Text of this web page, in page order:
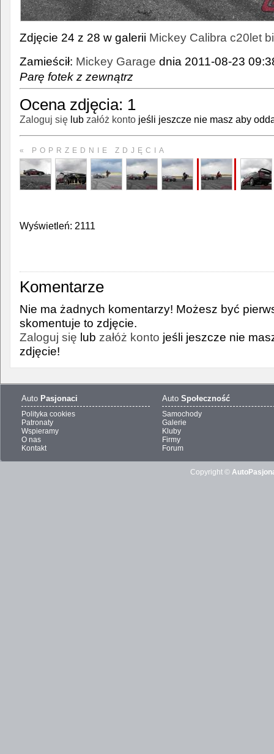
Zdjęcie 24 z 28 w galerii Mickey Calibra c20let
Zamieścił: Mickey Garage dnia 2011-08-23
Parę fotek z zewnątrz
Ocena zdjęcia: 1
Zaloguj się lub załóż konto jeśli jeszcze nie masz aby
« POPRZEDNIE ZDJĘCIA
Wyświetleń: 2111
Komentarze
Nie ma żadnych komentarzy! Możesz być
skomentuje to zdjęcie.
Zaloguj się lub załóż konto jeśli jeszcze nie
zdjęcie!
Auto Pasjonaci
Polityka cookies
Patronaty
Wspieramy
O nas
Kontakt
Auto Społeczność
Samochody
Galerie
Kluby
Firmy
Forum
Copyright ©